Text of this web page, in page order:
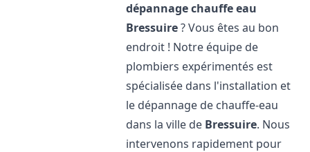
dépannage chauffe eau
Bressuire? Vous êtes au bon
endroit ! Notre équipe de
plombiers expérimentés est
spécialisée dans l'installation et
le dépannage de chauffe-eau
dans la ville de Bressuire. Nous
intervenons rapidement pour